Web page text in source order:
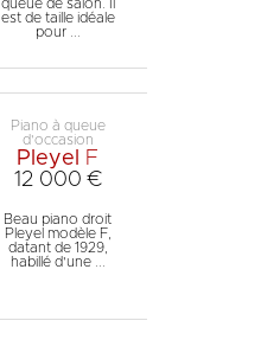
queue de salon. Il
est de taille idéale
pour ...
Piano à queue
d'occasion
Pleyel
F
12 000 €
Beau piano droit
Pleyel modèle F,
datant de 1929,
habillé d'une ...